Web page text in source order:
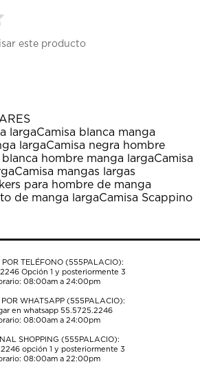
este producto
largaCamisa blanca manga
largaCamisa negra hombre
blanca hombre manga largaCamisa
Camisa mangas largas
para hombre de manga
de manga largaCamisa Scappino
POR TELÉFONO (555PALACIO):
Opción 1 y posteriormente 3
08:00am a 24:00pm
POR WHATSAPP (555PALACIO):
en whatsapp 55.5725.2246
08:00am a 24:00pm
SHOPPING (555PALACIO):
opción 1 y posteriormente 3
08:00am a 22:00pm